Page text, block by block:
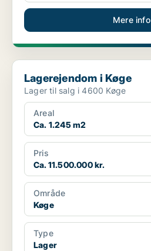
Mere info
Lagerejendom i Køge
Lagerejendom i Køge
Lager til salg i 4600 Køge
Areal
Ca. 1.245 m2
Pris
Ca. 11.500.000 kr.
Område
Køge
Type
Lager